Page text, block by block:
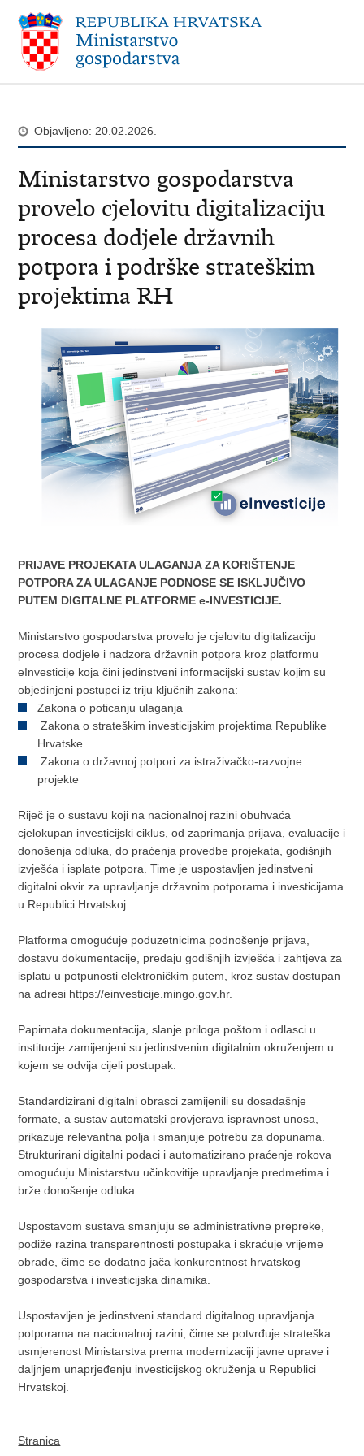
Objavljeno: 20.02.2026.
Ministarstvo gospodarstva
provelo cjelovitu digitalizaciju
procesa dodjele državnih
potpora i podrške strateškim
projektima RH
PRIJAVE PROJEKATA ULAGANJA ZA KORIŠTENJE
POTPORA ZA ULAGANJE PODNOSE SE ISKLJUČIVO
PUTEM DIGITALNE PLATFORME e-INVESTICIJE.
Ministarstvo gospodarstva provelo je cjelovitu digitalizaciju
procesa dodjele i nadzora državnih potpora kroz platformu
eInvesticije koja čini jedinstveni informacijski sustav kojim su
objedinjeni postupci iz triju ključnih zakona:
Zakona o poticanju ulaganja
Zakona o strateškim investicijskim projektima Republike
Hrvatske
Zakona o državnoj potpori za istraživačko-razvojne
projekte
Riječ je o sustavu koji na nacionalnoj razini obuhvaća
cjelokupan investicijski ciklus, od zaprimanja prijava, evaluacije i
donošenja odluka, do praćenja provedbe projekata, godišnjih
izvješća i isplate potpora. Time je uspostavljen jedinstveni
digitalni okvir za upravljanje državnim potporama i investicijama
u Republici Hrvatskoj.
Platforma omogućuje poduzetnicima podnošenje prijava,
dostavu dokumentacije, predaju godišnjih izvješća i zahtjeva za
isplatu u potpunosti elektroničkim putem, kroz sustav dostupan
na adresi https://einvesticije.mingo.gov.hr.
Papirnata dokumentacija, slanje priloga poštom i odlasci u
institucije zamijenjeni su jedinstvenim digitalnim okruženjem u
kojem se odvija cijeli postupak.
Standardizirani digitalni obrasci zamijenili su dosadašnje
formate, a sustav automatski provjerava ispravnost unosa,
prikazuje relevantna polja i smanjuje potrebu za dopunama.
Strukturirani digitalni podaci i automatizirano praćenje rokova
omogućuju Ministarstvu učinkovitije upravljanje predmetima i
brže donošenje odluka.
Uspostavom sustava smanjuju se administrativne prepreke,
podiže razina transparentnosti postupaka i skraćuje vrijeme
obrade, čime se dodatno jača konkurentnost hrvatskog
gospodarstva i investicijska dinamika.
Uspostavljen je jedinstveni standard digitalnog upravljanja
potporama na nacionalnoj razini, čime se potvrđuje strateška
usmjerenost Ministarstva prema modernizaciji javne uprave i
daljnjem unaprjeđenju investicijskog okruženja u Republici
Hrvatskoj.
Stranica